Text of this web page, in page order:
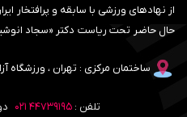
از نهادهای ورزشی با سابقه و پرافتخار
حال حاضر تحت ریاست دکتر «سجاد
ساختمان مرکزی : تهران ، ورزشگاه
تلفن :۴۴۷۳۹۱۹۵ ۰۲۱